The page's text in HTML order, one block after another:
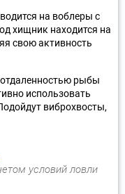
на воблеры с
хищник находится на
свою активность
рыбы
использовать
виброхвосты,
условий ловли